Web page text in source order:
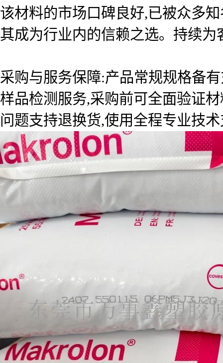
该材料的市场口碑良好,已被众多
其成为行业内的信赖之选。持续
采购与服务保障:产品常规规格备
样品检测服务,采购前可全面验证
问题支持退换货,使用全程专业技